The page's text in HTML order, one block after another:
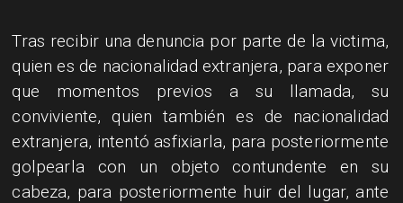
Tras recibir una denuncia por parte de la victima,
quien es de nacionalidad extranjera, para exponer
que momentos previos a su llamada, su
conviviente, quien también es de nacionalidad
extranjera, intentó asfixiarla, para posteriormente
golpearla con un objeto contundente en su
cabeza, para posteriormente huir del lugar, ante